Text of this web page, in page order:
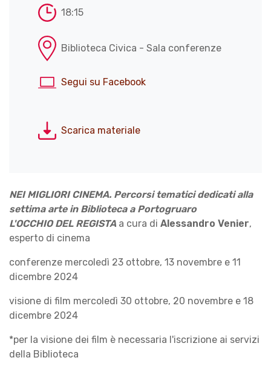
18:15
Biblioteca Civica - Sala conferenze
Segui su Facebook
Scarica materiale
NEI MIGLIORI CINEMA. Percorsi tematici dedicati alla
settima arte in Biblioteca a Portogruaro
L'OCCHIO DEL REGISTA a cura di Alessandro Venier,
esperto di cinema
conferenze mercoledì 23 ottobre, 13 novembre e 11
dicembre 2024
visione di film mercoledì 30 ottobre, 20 novembre e 18
dicembre 2024
*per la visione dei film è necessaria l'iscrizione ai servizi
della Biblioteca